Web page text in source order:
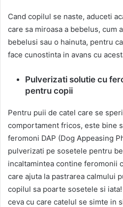
Cand copilul se naste, aduceti
care sa miroasa a bebelus, cum
bebelusi sau o hainuta, pentru
face cunostinta in avans cu
Pulverizati solutie cu
pentru copii
Pentru puii de catel care se
comportament fricos, este bine
feromoni DAP (Dog Appeasing
pulverizati pe sosetele pentru
incaltamintea contine feromonii
care ajuta la pastrarea calmului
copilul sa poarte sosetele si
ceva cu care catelul se simte in